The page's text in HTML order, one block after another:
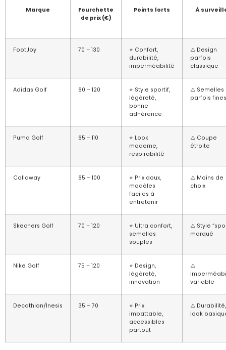
Marque
Fourchette
de prix (€)
Points forts À
FootJoy 70 – 130
⭐ Confort,
durabilité,
imperméabilité
⚠️ Design
parfois
classique
Adidas Golf 60 – 120
⭐ Style sportif,
légèreté,
bonne
adhérence
⚠️ Semelles
parfois fines
Puma Golf 65 – 110
⭐ Look
moderne,
respirabilité
⚠️ Coupe
étroite
Callaway 65 – 100
⭐ Prix doux,
modèles
faciles à
entretenir
⚠️ Moins de
choix
Skechers Golf 70 – 120
⭐ Ultra confort,
semelles
souples
⚠️ Style
marqué
Nike Golf 75 – 120
⭐ Design,
légèreté,
innovation
⚠️
variable
Decathlon/Inesis 35 – 70
⭐ Prix
imbattable,
accessibles
partout
⚠️ Durabilité,
look